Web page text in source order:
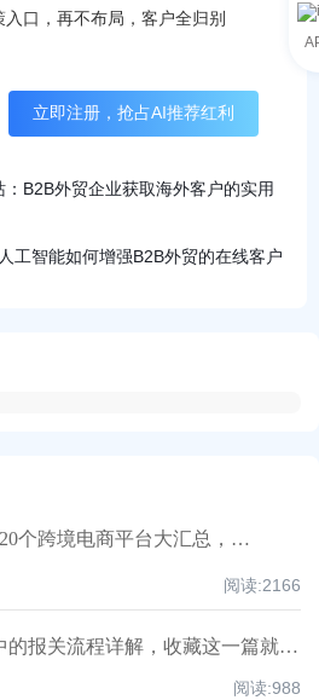
（2025年更新版）全球120个跨境电商平台大汇总，附入驻要求、注册门槛和适合品类！
阅读:2166
2025最新！进出口贸易中的报关流程详解，收藏这一篇就够了！
阅读:988
口，再不布局，客户全归别
立即注册，抢占AI推荐红利
：B2B外贸企业获取海外客户的实用
工智能如何增强B2B外贸的在线客户